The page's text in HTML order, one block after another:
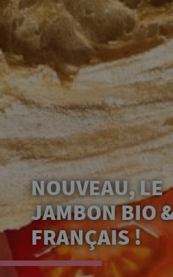
NOUVEAU, LE
JAMBON BIO
FRANÇAIS !